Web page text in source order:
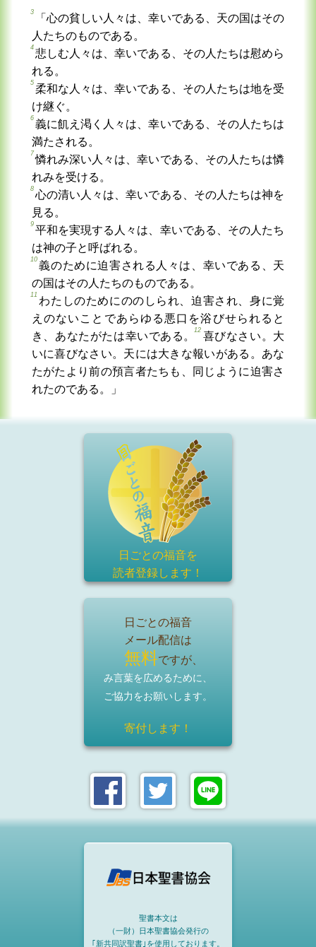
3
「心の貧しい人々は、幸いである、天の国はその
人たちのものである。
4
悲しむ人々は、幸いである、その人たちは慰めら
れる。
5
柔和な人々は、幸いである、その人たちは地を受
け継ぐ。
6
義に飢え渇く人々は、幸いである、その人たちは
満たされる。
7
憐れみ深い人々は、幸いである、その人たちは憐
れみを受ける。
8
心の清い人々は、幸いである、その人たちは神を
見る。
9
平和を実現する人々は、幸いである、その人たち
は神の子と呼ばれる。
10
義のために迫害される人々は、幸いである、天
の国はその人たちのものである。
11
わたしのためにののしられ、迫害され、身に覚
えのないことであらゆる悪口を浴びせられると
き、あなたがたは幸いである。
12
喜びなさい。大
いに喜びなさい。天には大きな報いがある。あな
たがたより前の預言者たちも、同じように迫害さ
れたのである。」
日ごとの福音を
読者登録します！
日ごとの福音
メール配信は
無料ですが、
み言葉を広めるために、
ご協力をお願いします。
寄付します！
聖書本文は
（一財）日本聖書協会発行の
｢新共同訳聖書｣を使用しております。